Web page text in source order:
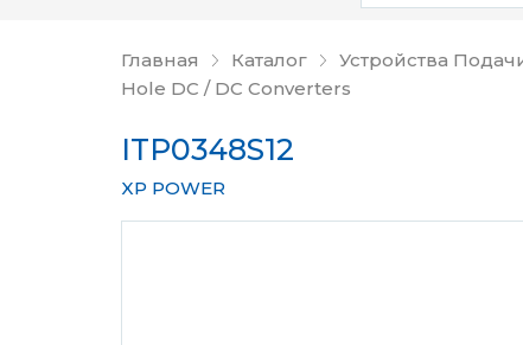
Главная Каталог Устройства
Hole DC / DC Converters
ITP0348S12
XP POWER